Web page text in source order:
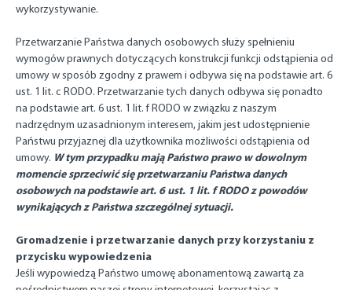
wykorzystywanie.
Przetwarzanie Państwa danych osobowych służy spełnieniu
wymogów prawnych dotyczących konstrukcji funkcji odstąpienia od
umowy w sposób zgodny z prawem i odbywa się na podstawie art. 6
ust. 1 lit. c RODO. Przetwarzanie tych danych odbywa się ponadto
na podstawie art. 6 ust. 1 lit. f RODO w związku z naszym
nadrzędnym uzasadnionym interesem, jakim jest udostępnienie
Państwu przyjaznej dla użytkownika możliwości odstąpienia od
umowy. W tym przypadku mają Państwo prawo w dowolnym
momencie sprzeciwić się przetwarzaniu Państwa danych
osobowych na podstawie art. 6 ust. 1 lit. f RODO z powodów
wynikających z Państwa szczególnej sytuacji.
Gromadzenie i przetwarzanie danych przy korzystaniu z
przycisku wypowiedzenia
Jeśli wypowiedzą Państwo umowę abonamentową zawartą za